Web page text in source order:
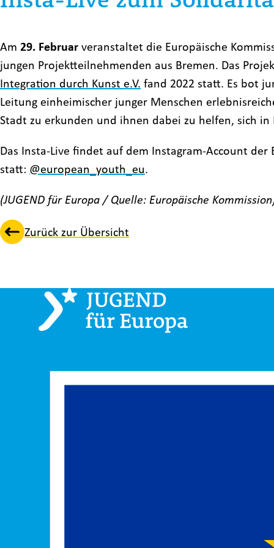
Am 29. Februarveranstaltet die Europäische
jungen Projektteilnehmenden aus Bremen. Das
Integration durch Kunst e.V. fand 2022 statt. Es bot
Leitung einheimischer junger Menschen
Stadt zu erkunden und ihnen dabei zu helfen, sich in
Das Insta-Live findet auf dem Instagram-Account der
statt: @european_youth_eu.
(JUGEND für Europa / Quelle: Europäische
Zurück zur Übersicht